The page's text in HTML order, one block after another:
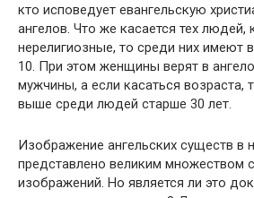
кто исповедует евангельскую
ангелов. Что же касается тех людей,
нерелигиозные, то среди них имеют
10. При этом женщины верят в
мужчины, а если касаться возраста,
выше среди людей старше 30 лет.
Изображение ангельских существ в
представлено великим множеством
изображений. Но является ли это